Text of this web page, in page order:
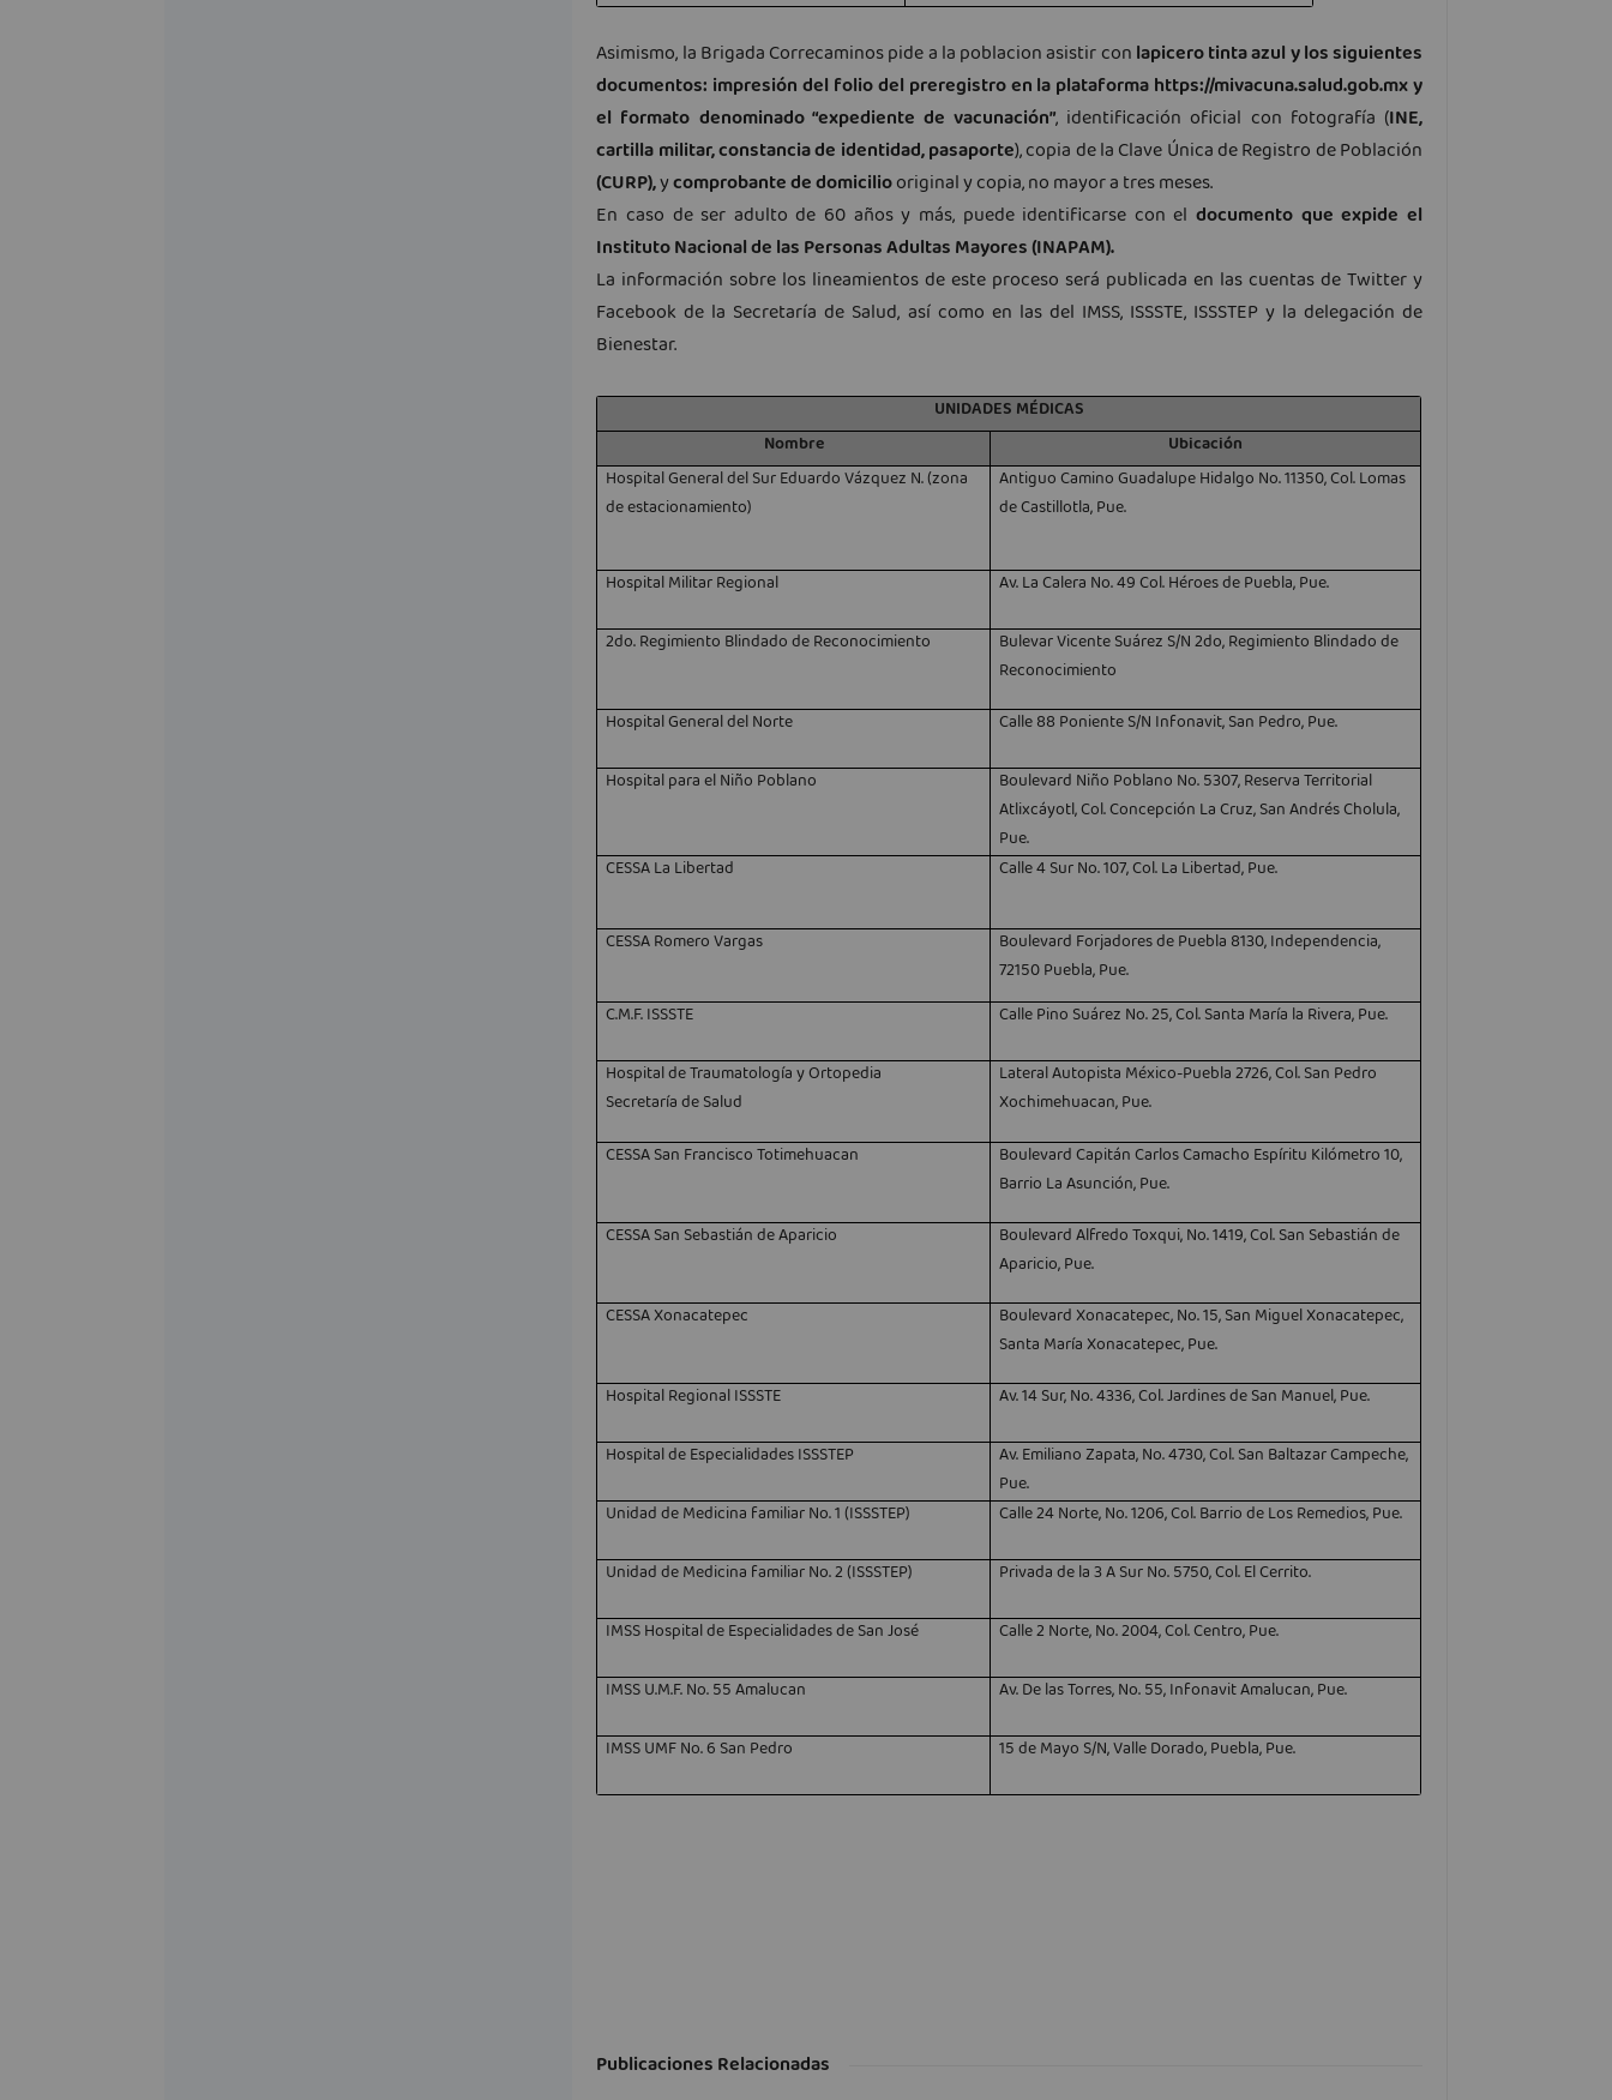
Asimismo, la Brigada Correcaminos pide a la poblacion asistir conlapicero tinta azul y los siguientes
documentos: impresión del folio del preregistro en la plataforma https://mivacuna.salud.gob.mx y
el formato denominado “expediente de vacunación”, identificación oficial con fotografía (INE,
cartilla militar, constancia de identidad, pasaporte), copia de la Clave Única de Registro de Población
(CURP),ycomprobante de domiciliooriginal y copia, no mayor a tres meses.
En caso de ser adulto de 60 años y más, puede identificarse con eldocumento que expide el
Instituto Nacional de las Personas Adultas Mayores (INAPAM).
La información sobre los lineamientos de este proceso será publicada en las cuentas de Twitter y
Facebook de la Secretaría de Salud, así como en las del IMSS, ISSSTE, ISSSTEP y la delegación de
Bienestar.
UNIDADES MÉDICAS
Nombre
Ubicación
Hospital General del Sur Eduardo Vázquez N. (zona
de estacionamiento)
Antiguo Camino Guadalupe Hidalgo No. 11350, Col. Lomas
de Castillotla, Pue.
Hospital Militar Regional
Av. La Calera No. 49 Col. Héroes de Puebla, Pue.
2do. Regimiento Blindado de Reconocimiento
Bulevar Vicente Suárez S/N 2do, Regimiento Blindado de
Reconocimiento
Hospital General del Norte
Calle 88 Poniente S/N Infonavit, San Pedro, Pue.
Hospital para el Niño Poblano
Boulevard Niño Poblano No. 5307, Reserva Territorial
Atlixcáyotl, Col. Concepción La Cruz, San Andrés Cholula,
Pue.
CESSA La Libertad
Calle 4 Sur No. 107, Col. La Libertad, Pue.
CESSA Romero Vargas
Boulevard Forjadores de Puebla 8130, Independencia,
72150 Puebla, Pue.
C.M.F. ISSSTE
Calle Pino Suárez No. 25, Col. Santa María la Rivera, Pue.
Hospital de Traumatología y Ortopedia
Secretaría de Salud
Lateral Autopista México-Puebla 2726, Col. San Pedro
Xochimehuacan, Pue.
CESSA San Francisco Totimehuacan
Boulevard Capitán Carlos Camacho Espíritu Kilómetro 10,
Barrio La Asunción, Pue.
CESSA San Sebastián de Aparicio
Boulevard Alfredo Toxqui, No. 1419, Col. San Sebastián de
Aparicio, Pue.
CESSA Xonacatepec
Boulevard Xonacatepec, No. 15, San Miguel Xonacatepec,
Santa María Xonacatepec, Pue.
Hospital Regional ISSSTE
Av. 14 Sur, No. 4336, Col. Jardines de San Manuel, Pue.
Hospital de Especialidades ISSSTEP
Av. Emiliano Zapata, No. 4730, Col. San Baltazar Campeche,
Pue.
Unidad de Medicina familiar No. 1 (ISSSTEP)
Calle 24 Norte, No. 1206, Col. Barrio de Los Remedios, Pue.
Unidad de Medicina familiar No. 2 (ISSSTEP)
Privada de la 3 A Sur No. 5750, Col. El Cerrito.
IMSS Hospital de Especialidades de San José
Calle 2 Norte, No. 2004, Col. Centro, Pue.
IMSS U.M.F. No. 55 Amalucan
Av. De las Torres, No. 55, Infonavit Amalucan, Pue.
IMSS UMF No. 6 San Pedro
15 de Mayo S/N, Valle Dorado, Puebla, Pue.
Publicaciones Relacionadas